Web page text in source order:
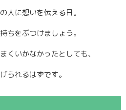
人に想いを伝える日。
ちをぶつけましょう。
くいかなかったとしても、
られるはずです。